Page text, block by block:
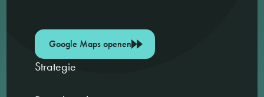
Google Maps openen
Strategie